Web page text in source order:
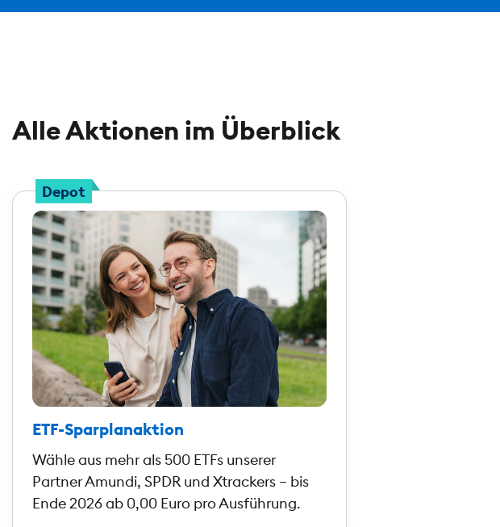
Alle Aktionen im Überblick
Depot
ETF-Sparplanaktion
Wähle aus mehr als 500 ETFs unserer
Partner Amundi, SPDR und Xtrackers – bis
Ende 2026 ab 0,00 Euro pro Ausführung.